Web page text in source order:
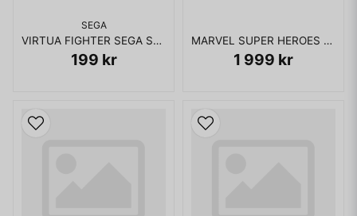
SEGA
VIRTUA FIGHTER SEGA SATURN RENTAL
199 kr
MARVEL SUPER HEROES SEGA SATURN
1 999 kr